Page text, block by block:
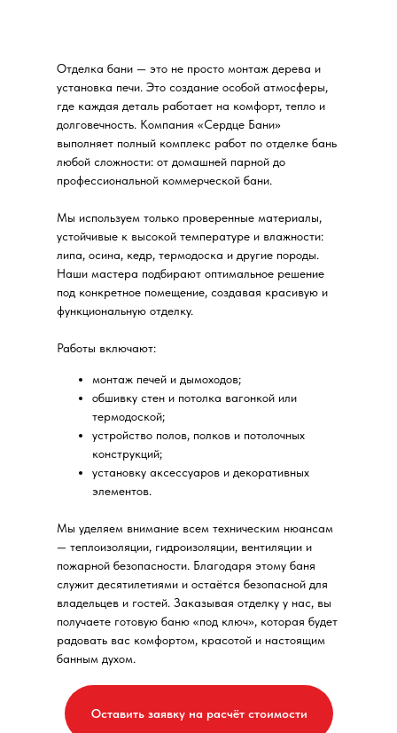
Отделка бани — это не просто монтаж дерева и
установка печи. Это создание особой атмосферы,
где каждая деталь работает на комфорт, тепло и
долговечность. Компания «Сердце Бани»
выполняет полный комплекс работ по отделке бань
любой сложности: от домашней парной до
профессиональной коммерческой бани.
Мы используем только проверенные материалы,
устойчивые к высокой температуре и влажности:
липа, осина, кедр, термодоска и другие породы.
Наши мастера подбирают оптимальное решение
под конкретное помещение, создавая красивую и
функциональную отделку.
Работы включают:
монтаж печей и дымоходов;
обшивку стен и потолка вагонкой или
термодоской;
устройство полов, полков и потолочных
конструкций;
установку аксессуаров и декоративных
элементов.
Мы уделяем внимание всем техническим нюансам
— теплоизоляции, гидроизоляции, вентиляции и
пожарной безопасности. Благодаря этому баня
служит десятилетиями и остаётся безопасной для
владельцев и гостей. Заказывая отделку у нас, вы
получаете готовую баню «под ключ», которая будет
радовать вас комфортом, красотой и настоящим
банным духом.
Оставить заявку на расчёт стоимости